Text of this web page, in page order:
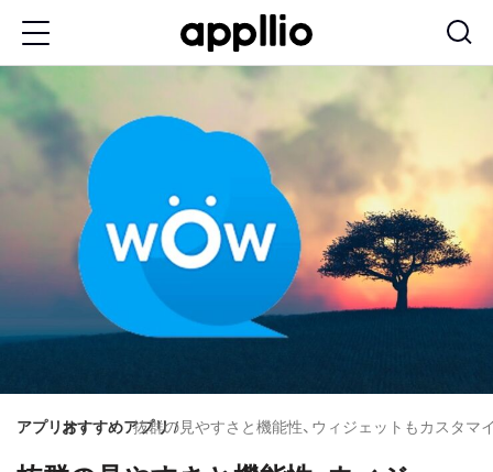
コ
移
アプリオおすすめアプリ抜群の見やすさと機能性、ウィジェットもカスタマ